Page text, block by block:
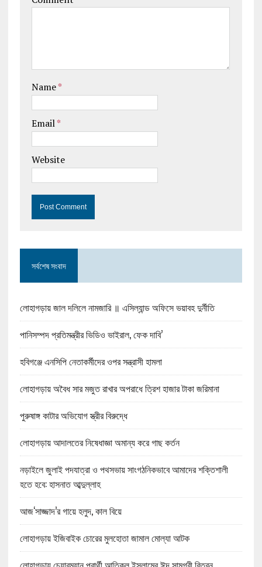
Name*
Email*
Website
সর্বশেষ সংবাদ
লোহাগড়ায় জাল দলিলে নামজারি ॥ এসিল্যান্ড অফিসে ভয়াবহ দুর্নীতি
পানিসম্পদ প্রতিমন্ত্রীর ভিডিও ভাইরাল, ফেক দাবি’
হবিগঞ্জে এনসিপি নেতাকর্মীদের ওপর সন্ত্রাসী হামলা
লোহাগড়ায় অবৈধ সার মজুত রাখার অপরাধে ত্রিশ হাজার টাকা জরিমানা
পুরুষাঙ্গ কাটার অভিযোগ স্ত্রীর বিরুদ্ধে
লোহাগড়ায় আদালতের নিষেধাজ্ঞা অমান্য করে গাছ কর্তন
নড়াইলে জুলাই পদযাত্রা ও পথসভায় সাংগঠনিকভাবে আমাদের শক্তিশালী
হতে হবে: হাসনাত আব্দুল্লাহ
আজ‘সাজ্জাদ’র গায়ে হলুদ, কাল বিয়ে
লোহাগড়ায় ইজিবাইক চোরের মুলহোতা জামাল মোল্যা আটক